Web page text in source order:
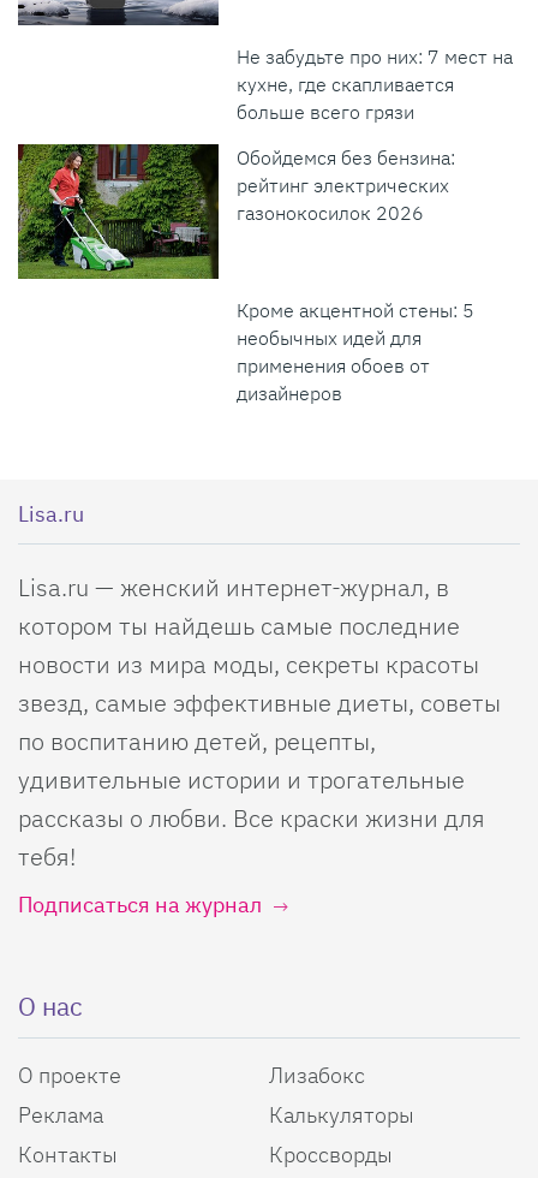
Не забудьте про них: 7 мест на
кухне, где скапливается
больше всего грязи
Обойдемся без бензина:
рейтинг электрических
газонокосилок 2026
Кроме акцентной стены: 5
необычных идей для
применения обоев от
дизайнеров
Lisa.ru
Lisa.ru — женский интернет-журнал, в
котором ты найдешь самые последние
новости из мира моды, секреты красоты
звезд, самые эффективные диеты, советы
по воспитанию детей, рецепты,
удивительные истории и трогательные
рассказы о любви. Все краски жизни для
тебя!
Подписаться на журнал
О нас
О проекте
Реклама
Контакты
Лизабокс
Калькуляторы
Кроссворды